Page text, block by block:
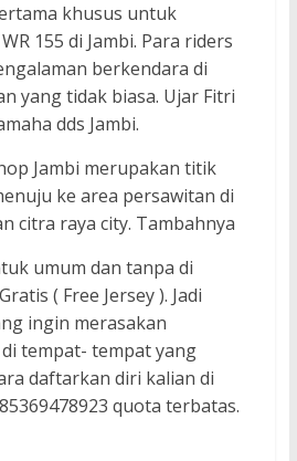
khusus untuk
155 di Jambi. Para riders
berkendara di
yang tidak biasa. Ujar Fitri
dds Jambi.
Jambi merupakan titik
ke area persawitan di
citra raya city. Tambahnya
umum dan tanpa di
( Free Jersey ). Jadi
ingin merasakan
tempat- tempat yang
daftarkan diri kalian di
quota terbatas.